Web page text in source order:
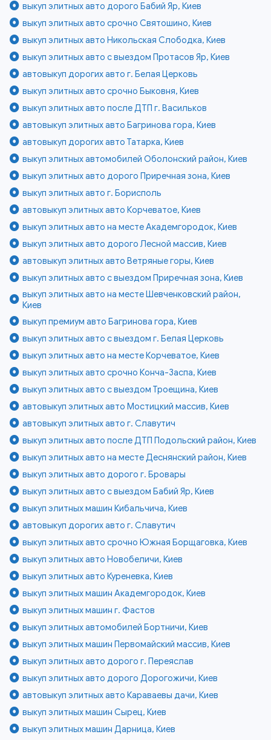
выкуп элитных авто дорого Бабий Яр, Киев
выкуп элитных авто срочно Святошино, Киев
выкуп элитных авто Никольская Слободка, Киев
выкуп элитных авто с выездом Протасов Яр, Киев
автовыкуп дорогих авто г. Белая Церковь
выкуп элитных авто срочно Быковня, Киев
выкуп элитных авто после ДТП г. Васильков
автовыкуп элитных авто Багринова гора, Киев
автовыкуп дорогих авто Татарка, Киев
выкуп элитных автомобилей Оболонский район, Киев
выкуп элитных авто дорого Приречная зона, Киев
выкуп элитных авто г. Борисполь
автовыкуп элитных авто Корчеватое, Киев
выкуп элитных авто на месте Академгородок, Киев
выкуп элитных авто дорого Лесной массив, Киев
автовыкуп элитных авто Ветряные горы, Киев
выкуп элитных авто с выездом Приречная зона, Киев
выкуп элитных авто на месте Шевченковский район,
Киев
выкуп премиум авто Багринова гора, Киев
выкуп элитных авто с выездом г. Белая Церковь
выкуп элитных авто на месте Корчеватое, Киев
выкуп элитных авто срочно Конча-Заспа, Киев
выкуп элитных авто с выездом Троещина, Киев
автовыкуп элитных авто Мостицкий массив, Киев
автовыкуп элитных авто г. Славутич
выкуп элитных авто после ДТП Подольский район, Киев
выкуп элитных авто на месте Деснянский район, Киев
выкуп элитных авто дорого г. Бровары
выкуп элитных авто с выездом Бабий Яр, Киев
выкуп элитных машин Кибальчича, Киев
автовыкуп дорогих авто г. Славутич
выкуп элитных авто срочно Южная Борщаговка, Киев
выкуп элитных авто Новобеличи, Киев
выкуп элитных авто Куреневка, Киев
выкуп элитных машин Академгородок, Киев
выкуп элитных машин г. Фастов
выкуп элитных автомобилей Бортничи, Киев
выкуп элитных машин Первомайский массив, Киев
выкуп элитных авто дорого г. Переяслав
выкуп элитных авто дорого Дорогожичи, Киев
автовыкуп элитных авто Караваевы дачи, Киев
выкуп элитных машин Сырец, Киев
выкуп элитных машин Дарница, Киев